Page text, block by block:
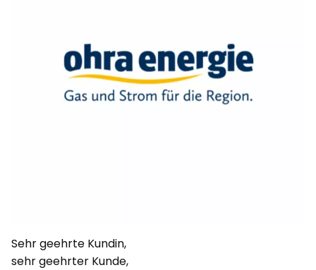
Sehr geehrte Kundin,
sehr geehrter Kunde,